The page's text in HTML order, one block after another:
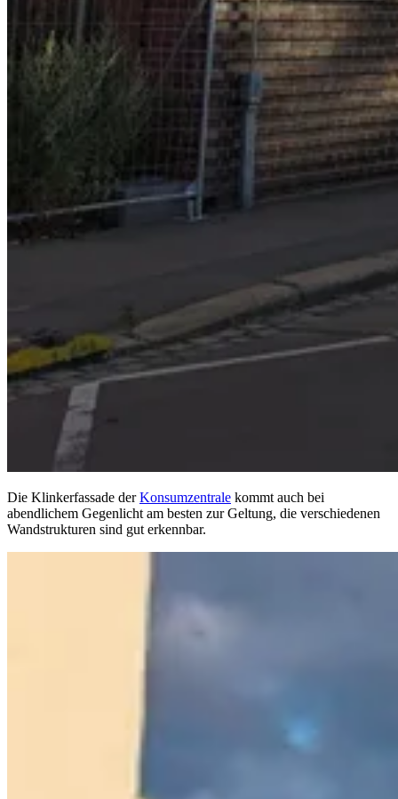
Die Klinkerfassade derKonsumzentrale kommt auch bei
abendlichem Gegenlicht am besten zur Geltung, die verschiedenen
Wandstrukturen sind gut erkennbar.